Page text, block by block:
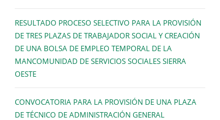
RESULTADO PROCESO SELECTIVO PARA LA PROVISIÓN
DE TRES PLAZAS DE TRABAJADOR SOCIAL Y CREACIÓN
DE UNA BOLSA DE EMPLEO TEMPORAL DE LA
MANCOMUNIDAD DE SERVICIOS SOCIALES SIERRA
OESTE
CONVOCATORIA PARA LA PROVISIÓN DE UNA PLAZA
DE TÉCNICO DE ADMINISTRACIÓN GENERAL